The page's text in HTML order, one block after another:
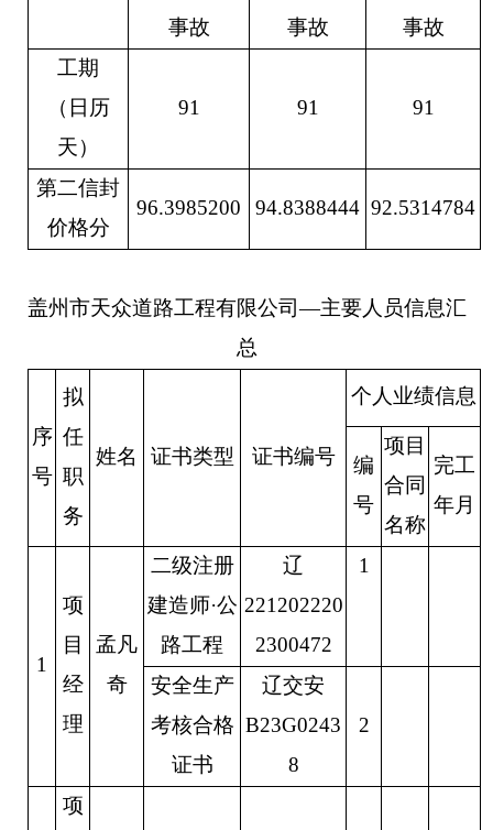
事故
事故
事故
工期
（日历
天）
91 91 91
第二信封
价格分
96.3985200 94.8388444 92.5314784
盖州市天众道路工程有限公司—主要人员信息汇
总
序
号
拟
任
职
务
姓名 证书类型 证书编号
个人业绩信息
编
号
项目
合同
名称
完工
年月
1
项
目
经
理
孟凡
奇
二级注册
建造师·公
路工程
辽
221202220
2300472
1
安全生产
考核合格
证书
辽交安
B23G0243
8
2
项